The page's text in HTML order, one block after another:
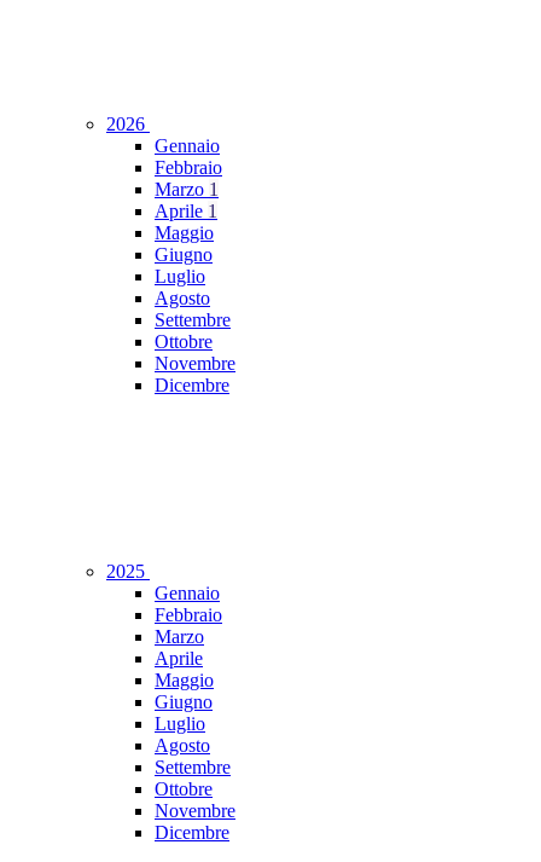
2026
Gennaio
Febbraio
Marzo 1
Aprile 1
Maggio
Giugno
Luglio
Agosto
Settembre
Ottobre
Novembre
Dicembre
2025
Gennaio
Febbraio
Marzo
Aprile
Maggio
Giugno
Luglio
Agosto
Settembre
Ottobre
Novembre
Dicembre